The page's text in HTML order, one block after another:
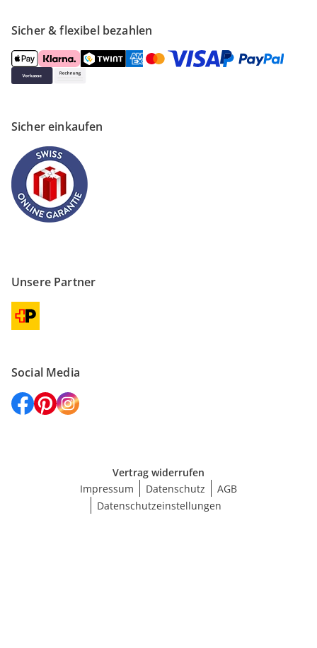
Sicher & flexibel bezahlen
Sicher einkaufen
Unsere Partner
Social Media
Vertrag widerrufen
Impressum
Datenschutz
AGB
Datenschutzeinstellungen